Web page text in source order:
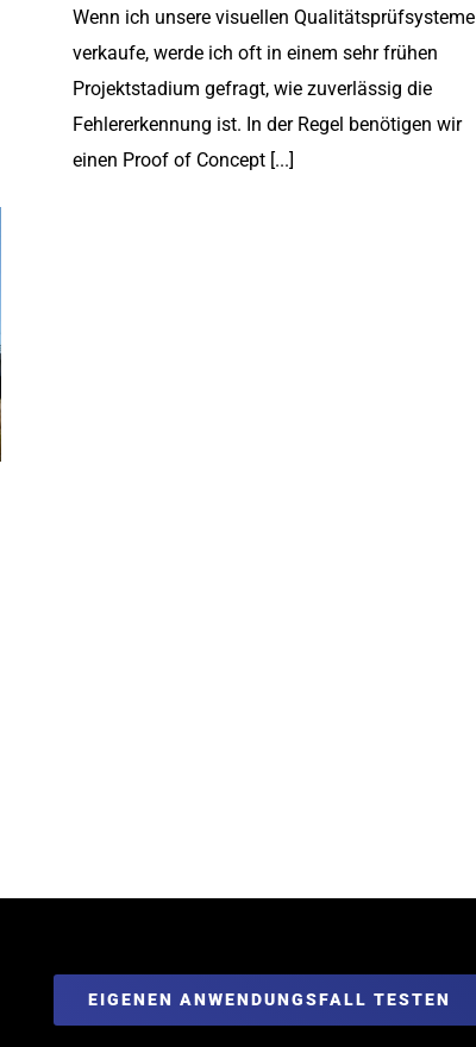
Wenn ich unsere visuellen Qualitätsprüfsysteme
verkaufe, werde ich oft in einem sehr frühen
Projektstadium gefragt, wie zuverlässig die
Fehlererkennung ist. In der Regel benötigen wir
einen Proof of Concept [...]
EIGENEN ANWENDUNGSFALL TESTEN